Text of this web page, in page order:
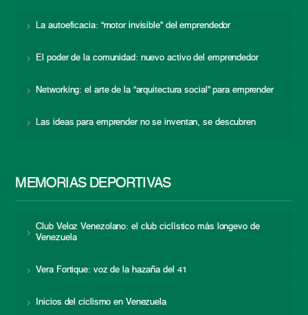
La autoeficacia: “motor invisible” del emprendedor
El poder de la comunidad: nuevo activo del emprendedor
Networking: el arte de la “arquitectura social” para emprender
Las ideas para emprender no se inventan, se descubren
MEMORIAS DEPORTIVAS
Club Veloz Venezolano: el club ciclístico más longevo de
Venezuela
Vera Fortique: voz de la hazaña del 41
Inicios del ciclismo en Venezuela